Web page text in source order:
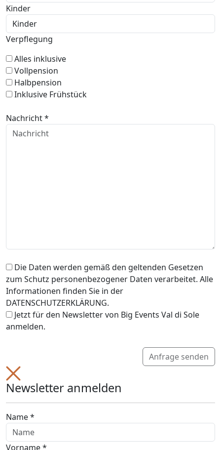
Kinder
Verpflegung
Alles inklusive
Vollpension
Halbpension
Inklusive Frühstück
Nachricht *
Die Daten werden gemäß den geltenden Gesetzen
zum Schutz personenbezogener Daten verarbeitet. Alle
Informationen finden Sie in der
DATENSCHUTZERKLÄRUNG.
Jetzt für den Newsletter von Big Events Val di Sole
anmelden.
Anfrage senden
Newsletter anmelden
Name *
Vorname *